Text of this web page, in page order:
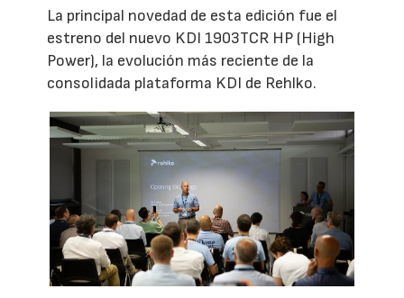
La principal novedad de esta edición fue el
estreno del nuevo KDI 1903TCR HP (High
Power), la evolución más reciente de la
consolidada plataforma KDI de Rehlko.